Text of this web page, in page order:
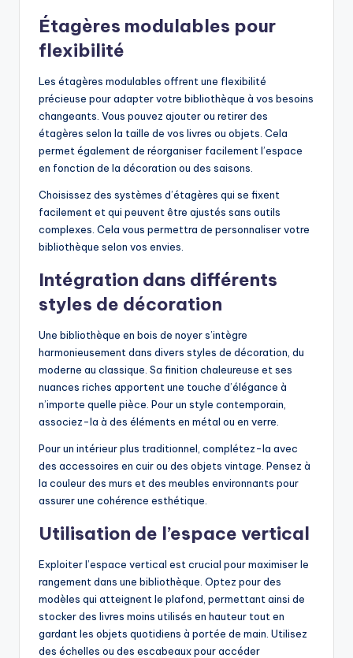
Étagères modulables pour
flexibilité
Les étagères modulables offrent une flexibilité
précieuse pour adapter votre bibliothèque à vos besoins
changeants. Vous pouvez ajouter ou retirer des
étagères selon la taille de vos livres ou objets. Cela
permet également de réorganiser facilement l’espace
en fonction de la décoration ou des saisons.
Choisissez des systèmes d’étagères qui se fixent
facilement et qui peuvent être ajustés sans outils
complexes. Cela vous permettra de personnaliser votre
bibliothèque selon vos envies.
Intégration dans différents
styles de décoration
Une bibliothèque en bois de noyer s’intègre
harmonieusement dans divers styles de décoration, du
moderne au classique. Sa finition chaleureuse et ses
nuances riches apportent une touche d’élégance à
n’importe quelle pièce. Pour un style contemporain,
associez-la à des éléments en métal ou en verre.
Pour un intérieur plus traditionnel, complétez-la avec
des accessoires en cuir ou des objets vintage. Pensez à
la couleur des murs et des meubles environnants pour
assurer une cohérence esthétique.
Utilisation de l’espace vertical
Exploiter l’espace vertical est crucial pour maximiser le
rangement dans une bibliothèque. Optez pour des
modèles qui atteignent le plafond, permettant ainsi de
stocker des livres moins utilisés en hauteur tout en
gardant les objets quotidiens à portée de main. Utilisez
des échelles ou des escabeaux pour accéder